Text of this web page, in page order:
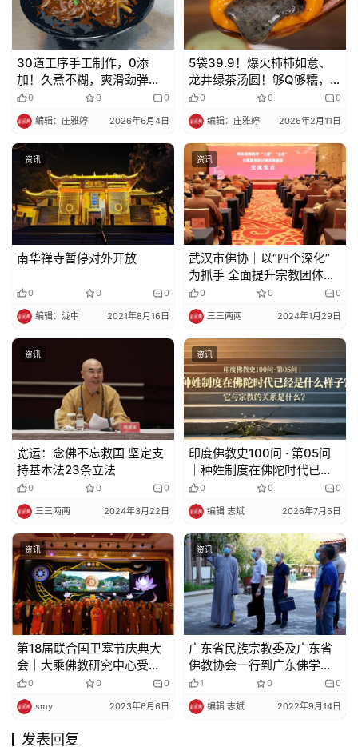
30道工序手工制作，0添
加！久煮不糊，爽滑劲弹的
山药粉为你们找到啦！
0 0 0
编辑：庄雅婷 2026年6月4日
5袋39.9！爆火柿柿如意、
龙井绿茶汤圆！够Q够糯，
大人小孩都被香迷糊啦！
0 0 0
编辑：庄雅婷 2026年2月11日
资讯
南华禅寺暂停对外开放
0 0 0
编辑：泷中 2021年8月16日
资讯
武汉市佛协｜以“四个深化”
为抓手 全面提升宗教团体思
想建设
0 0 0
三三两两 2024年1月29日
资讯
宽运：念佛不忘救国 坚定支
持基本法23条立法
0 0 0
三三两两 2024年3月22日
资讯
印度佛教史100问 · 第05问
｜种姓制度在佛陀时代已经
是什么样子？它与宗教的关
系是什么？
0 0 0
编辑 志斌 2026年7月6日
资讯
第18届联合国卫塞节庆典大
会｜大乘佛教研究中心受邀
出席并热烈欢迎中国佛教代
表团一行莅临指导参观大乘
佛教研究中心
0 0 0
smy 2023年6月6日
资讯
广东省民族宗教委及广东省
佛教协会一行到广东佛学院
岭东学院开展调研工作
1 0 0
编辑 志斌 2022年9月14日
发表回复